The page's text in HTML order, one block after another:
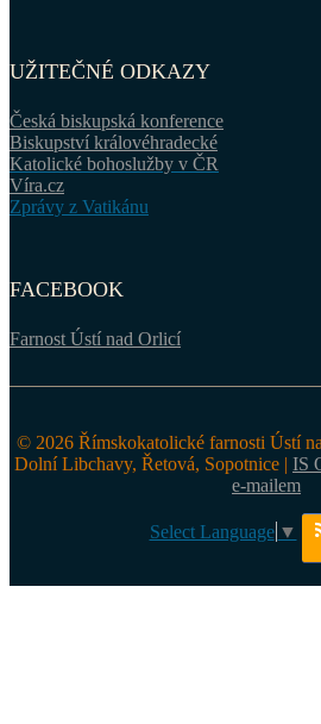
UŽITEČNÉ ODKAZY
Česká biskupská konference
Biskupství královéhradecké
Katolické bohoslužby v ČR
Víra.cz
Zprávy z Vatikánu
FACEBOOK
Farnost Ústí nad Orlicí
© 2026 Římskokatolické farnosti Ústí
Dolní Libchavy, Řetová, Sopotnice | IS
e-mailem
Select Language ▼